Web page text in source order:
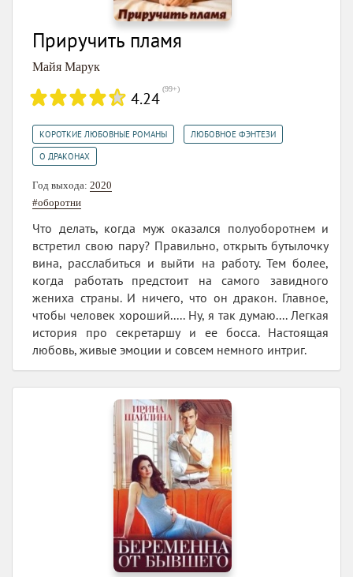
Приручить пламя
Майя Марук
4.24 (99+)
КОРОТКИЕ ЛЮБОВНЫЕ РОМАНЫ ЛЮБОВНОЕ ФЭНТЕЗИ
О ДРАКОНАХ
Год выхода: 2020
#оборотни
Что делать, когда муж оказался полуоборотнем и
встретил свою пару? Правильно, открыть бутылочку
вина, расслабиться и выйти на работу. Тем более,
когда работать предстоит на самого завидного
жениха страны. И ничего, что он дракон. Главное,
чтобы человек хороший..... Ну, я так думаю.... Легкая
история про секретаршу и ее босса. Настоящая
любовь, живые эмоции и совсем немного интриг.